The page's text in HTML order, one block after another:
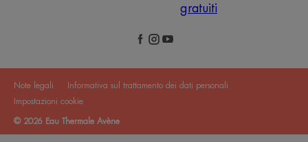
gratuiti
Note legali
Informativa sul trattamento dei dati personali
Impostazioni cookie
© 2026 Eau Thermale Avène